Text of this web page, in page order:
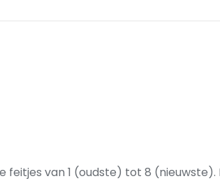
van 1 (oudste) tot 8 (nieuwste).